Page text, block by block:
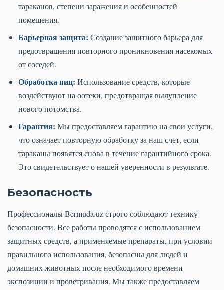
тараканов, степени заражения и особенностей
помещения.
Барьерная защита: Создание защитного барьера для
предотвращения повторного проникновения насекомых
от соседей.
Обработка яиц: Использование средств, которые
воздействуют на оотеки, предотвращая вылупление
нового потомства.
Гарантия: Мы предоставляем гарантию на свои услуги,
что означает повторную обработку за наш счет, если
тараканы появятся снова в течение гарантийного срока.
Это свидетельствует о нашей уверенности в результате.
Безопасность
Профессионалы Bermuda.uz строго соблюдают технику
безопасности. Все работы проводятся с использованием
защитных средств, а применяемые препараты, при условии
правильного использования, безопасны для людей и
домашних животных после необходимого времени
экспозиции и проветривания. Мы также предоставляем